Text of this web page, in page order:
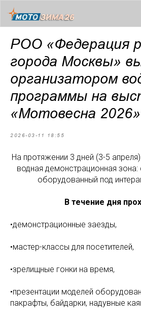
РОО «Федерация
города Москвы»
организатором
программы на
«Мотовесна
2026-03-11 18:55
На протяжении 3 дней (3-5
водная демонстрационная
оборудованный под
В течение дня
•демонстрационные заезды,
•мастер-классы для посетителей,
•зрелищные гонки на время,
•презентации моделей
пакрафты, байдарки, надувные